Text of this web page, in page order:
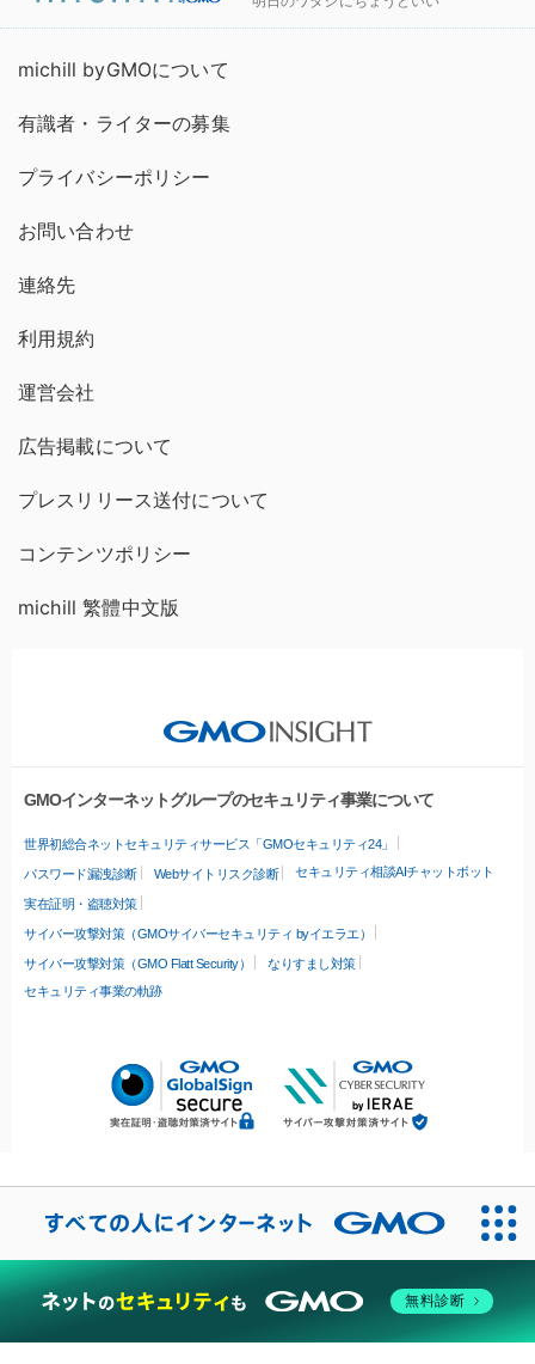
michill byGMOについて
有識者・ライターの募集
プライバシーポリシー
お問い合わせ
連絡先
利用規約
運営会社
広告掲載について
プレスリリース送付について
コンテンツポリシー
michill 繁體中文版
GMOインターネットグループのセキュリティ事業について
世界初総合ネットセキュリティサービス「GMOセキュリティ24」
パスワード漏洩診断 Webサイトリスク診断 セキュリティ相談AIチャットボット
実在証明・盗聴対策
サイバー攻撃対策（GMOサイバーセキュリティ byイエラエ）
サイバー攻撃対策（GMO Flatt Security）
なりすまし対策
セキュリティ事業の軌跡
無料診断